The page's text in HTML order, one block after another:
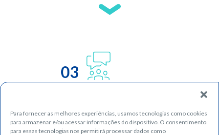
Para fornecer as melhores experiências, usamos tecnologias como cookies
para armazenar e/ou acessar informações do dispositivo. O consentimento
para essas tecnologias nos permitirá processar dados como
03